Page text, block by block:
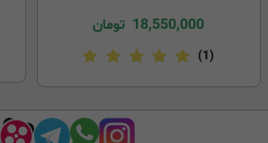
18,550,000 تومان
(1)